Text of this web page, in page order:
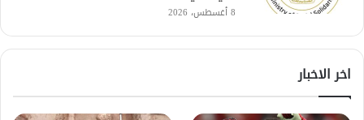
8 أغسطس، 2026
اخر الاخبار